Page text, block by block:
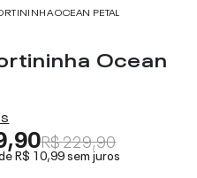
OCEAN PETAL
Ocean
R$ 229,90
R$ 10,99sem juros